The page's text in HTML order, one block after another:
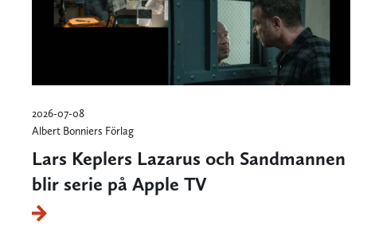
2026-07-08
Albert Bonniers Förlag
Lars Keplers Lazarus och Sandmannen
blir serie på Apple TV